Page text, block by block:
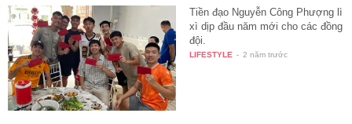
Tiền đạo Nguyễn Công Phượng lì
xì dịp đầu năm mới cho các đồng
đội.
LIFESTYLE - 2 năm trước